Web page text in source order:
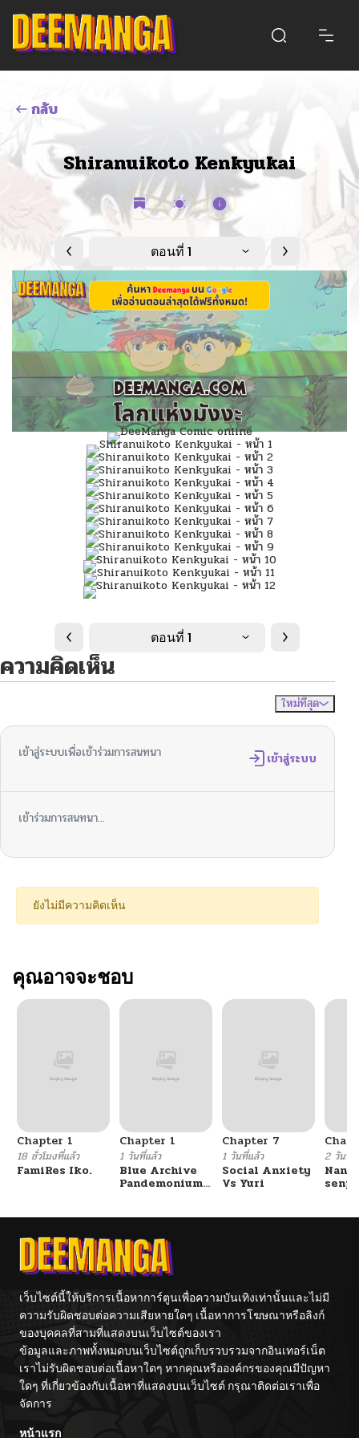
กลับ
Shiranuikoto Kenkyukai
ตอนที่ 1
ตอนที่ 1
ความคิดเห็น
ใหม่ที่สุด
เข้าสู่ระบบเพื่อเข้าร่วมการสนทนา เข้าสู่ระบบ
เข้าร่วมการสนทนา...
ยังไม่มีความคิดเห็น
คุณอาจจะชอบ
Chapter 1
18 ชั่วโมงที่แล้ว
FamiRes Iko.
Chapter 1
1 วันที่แล้ว
Blue Archive
Pandemonium
Chapter 7
1 วันที่แล้ว
Social Anxiety
Vs Yuri
2 วันที่แ
เว็บไซต์นี้ให้บริการเนื้อหาการ์ตูนเพื่อความบันเทิงเท่านั้นและไม่มี
ความรับผิดชอบต่อความเสียหายใดๆ เนื้อหาการโฆษณาหรือลิงก์
ของบุคคลที่สามที่แสดงบนเว็บไซต์ของเรา
ข้อมูลและภาพทั้งหมดบนเว็บไซต์ถูกเก็บรวบรวมจากอินเทอร์เน็ต
เราไม่รับผิดชอบต่อเนื้อหาใดๆ หากคุณหรือองค์กรของคุณมีปัญหา
ใดๆ ที่เกี่ยวข้องกับเนื้อหาที่แสดงบนเว็บไซต์ กรุณาติดต่อเราเพื่อ
จัดการ
หน้าแรก